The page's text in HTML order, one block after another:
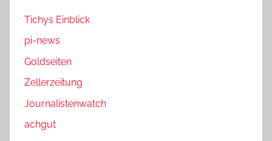
Tichys Einblick
pi-news
Goldseiten
Zellerzeitung
Journalistenwatch
achgut